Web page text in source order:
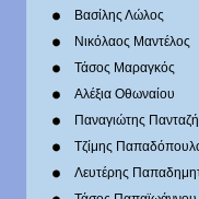
Βασίλης Λώλος
Νικόλαος Μαντέλος
Τάσος Μαραγκός
Αλέξια Οθωναίου
Παναγιώτης
Τζίμης
Λευτέρης